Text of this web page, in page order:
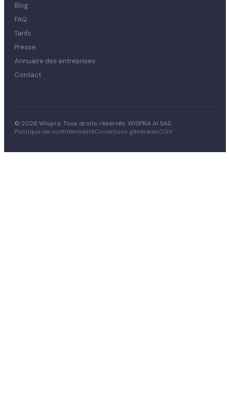
Blog
FAQ
Tarifs
Presse
Annuaire des entreprises
Contact
© 2026 Wispra. Tous droits réservés. WISPRA AI SAS
Politique de confidentialitéConditions généralesCGV